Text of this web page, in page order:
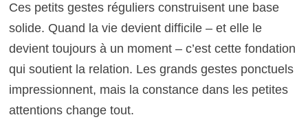
Ces petits gestes réguliers construisent une base
solide. Quand la vie devient difficile – et elle le
devient toujours à un moment – c’est cette fondation
qui soutient la relation. Les grands gestes ponctuels
impressionnent, mais la constance dans les petites
attentions change tout.